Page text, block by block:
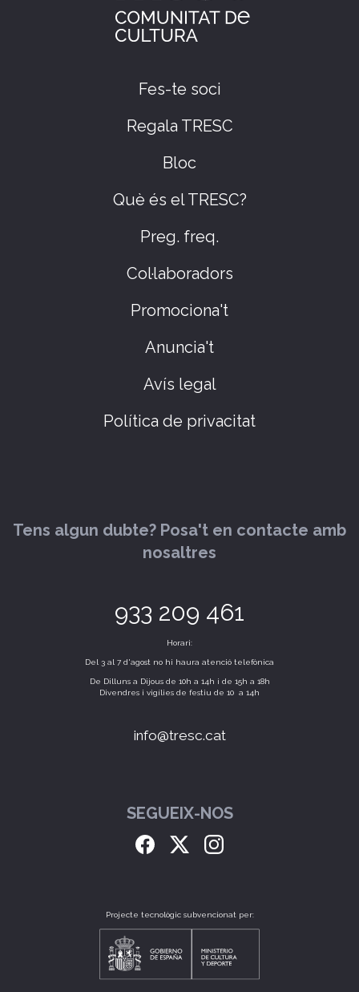
Fes-te soci
Regala TRESC
Bloc
Què és el TRESC?
Preg. freq.
Col·laboradors
Promociona't
Anuncia't
Avís legal
Política de privacitat
Tens algun dubte? Posa't en contacte amb
nosaltres
933 209 461
Horari:
Del 3 al 7 d'agost no hi haura atenció telefònica
De Dilluns a Dijous de 10h a 14h i de 15h a 18h
Divendres i vigílies de festiu de 10 a 14h
info@tresc.cat
SEGUEIX-NOS
Projecte tecnològic subvencionat per: